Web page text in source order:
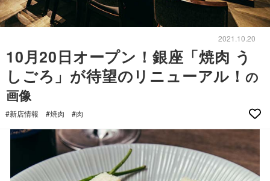
2021.10.20
10月20日オープン！銀座「焼肉 う
しごろ」が待望のリニューアル！ の
画像
#新店情報 #焼肉 #肉